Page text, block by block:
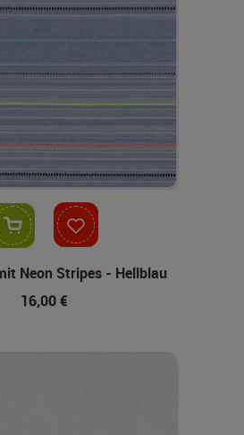
Neon Stripes - Hellblau
16,00 €